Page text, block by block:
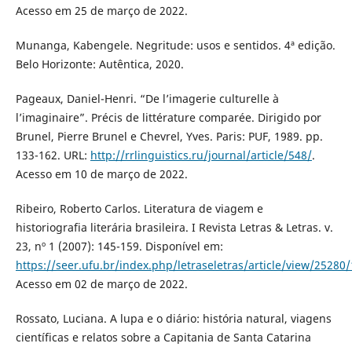
Acesso em 25 de março de 2022.
Munanga, Kabengele. Negritude: usos e sentidos. 4ª edição.
Belo Horizonte: Autêntica, 2020.
Pageaux, Daniel-Henri. “De l’imagerie culturelle à
l’imaginaire”. Précis de littérature comparée. Dirigido por
Brunel, Pierre Brunel e Chevrel, Yves. Paris: PUF, 1989. pp.
133-162. URL: http://rrlinguistics.ru/journal/article/548/.
Acesso em 10 de março de 2022.
Ribeiro, Roberto Carlos. Literatura de viagem e
historiografia literária brasileira. I Revista Letras & Letras. v.
23, nº 1 (2007): 145-159. Disponível em:
https://seer.ufu.br/index.php/letraseletras/article/view/25280/
Acesso em 02 de março de 2022.
Rossato, Luciana. A lupa e o diário: história natural, viagens
científicas e relatos sobre a Capitania de Santa Catarina